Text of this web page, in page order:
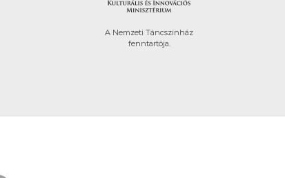
A Nemzeti Táncszínház
fenntartója.